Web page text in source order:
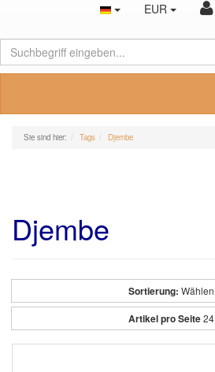
EUR
Sie sind hier: Tags Djembe
Djembe
Sortierung: Wählen
Artikel pro Seite24